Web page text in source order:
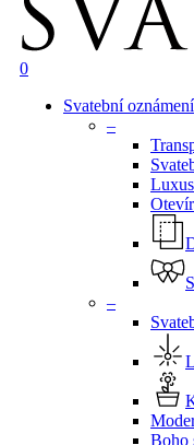
search
0
Svatební oznámení
–
–
Boho